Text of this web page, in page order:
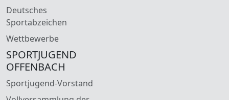
Deutsches
Sportabzeichen
Wettbewerbe
SPORTJUGEND
OFFENBACH
Sportjugend-Vorstand